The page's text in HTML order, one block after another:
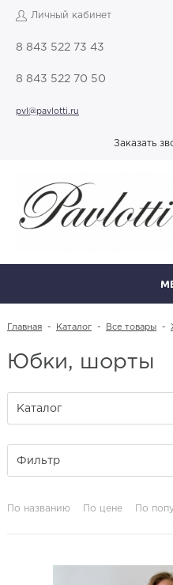
Личный кабинет
8 843 522 73 43
8 843 522 70 50
pvl@pavlotti.ru
Заказать
Главная - Каталог - Все товары -
Юбки, шорты
Каталог
Фильтр
По названию По цене По